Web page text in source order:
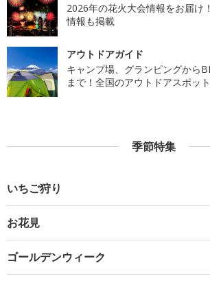
2026年の花火大会情報をお届け
情報も掲載
アウトドアガイド
キャンプ場、グランピングから
まで！全国のアウトドアスポッ
季節特集
いちご狩り
お花見
ゴールデンウィーク